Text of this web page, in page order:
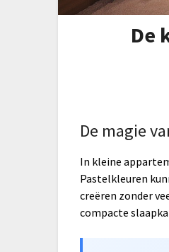
De
De magie
In kleine
Pastelkleuren
creëren zonder
compacte